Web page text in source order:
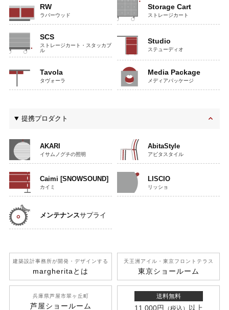
RW
ラバーウッド
Storage Cart
ストレージカート
SCS
ストレージカート・スタッカブ
ル
Studio
ステューディオ
Tavola
タヴォーラ
Media Package
メディアパッケージ
提携プロダクト
AKARI
イサムノグチの照明
AbitaStyle
アビタスタイル
Caimi [SNOWSOUND]
カイミ
LISCIO
リッショ
メンテナンスサプライ
建築設計事務所が開発 ・デザインする
margherita とは
天王洲アイル ・東京フロントテラス
東京ショールーム
兵庫県芦屋市翠ヶ丘町
芦屋ショールーム
送料無料
11,000円 （税込） 以上